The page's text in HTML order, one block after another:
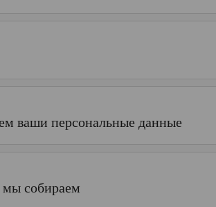
ваши персональные данные
мы собираем